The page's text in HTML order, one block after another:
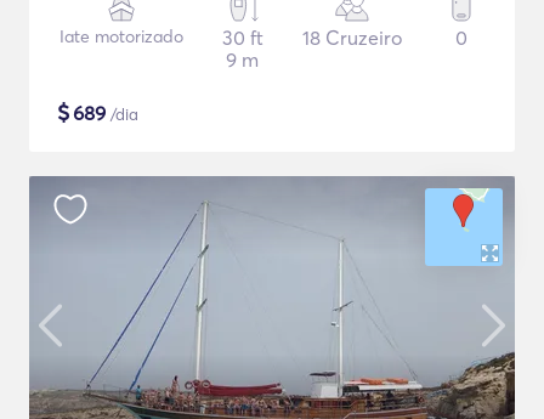
Iate motorizado
30 ft
9 m
18 Cruzeiro 0
$689 /dia